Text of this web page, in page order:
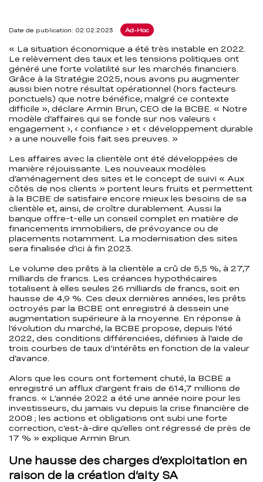
Date de publication: 02.02.2023 Ad-Hoc
« La situation économique a été très instable en 2022.
Le relèvement des taux et les tensions politiques ont
généré une forte volatilité sur les marchés financiers.
Grâce à la Stratégie 2025, nous avons pu augmenter
aussi bien notre résultat opérationnel (hors facteurs
ponctuels) que notre bénéfice, malgré ce contexte
difficile », déclare Armin Brun, CEO de la BCBE. « Notre
modèle d’affaires qui se fonde sur nos valeurs ‹
engagement ›, ‹ confiance › et ‹ développement durable
› a une nouvelle fois fait ses preuves. »
Les affaires avec la clientèle ont été développées de
manière réjouissante. Les nouveaux modèles
d’aménagement des sites et le concept de suivi « Aux
côtés de nos clients » portent leurs fruits et permettent
à la BCBE de satisfaire encore mieux les besoins de sa
clientèle et, ainsi, de croître durablement. Aussi la
banque offre-t-elle un conseil complet en matière de
financements immobiliers, de prévoyance ou de
placements notamment. La modernisation des sites
sera finalisée d’ici à fin 2023.
Le volume des prêts à la clientèle a crû de 5,5 %, à 27,7
milliards de francs. Les créances hypothécaires
totalisent à elles seules 26 milliards de francs, soit en
hausse de 4,9 %. Ces deux dernières années, les prêts
octroyés par la BCBE ont enregistré à dessein une
augmentation supérieure à la moyenne. En réponse à
l’évolution du marché, la BCBE propose, depuis l’été
2022, des conditions différenciées, définies à l’aide de
trois courbes de taux d'intérêts en fonction de la valeur
d’avance.
Alors que les cours ont fortement chuté, la BCBE a
enregistré un afflux d’argent frais de 614,7 millions de
francs. « L’année 2022 a été une année noire pour les
investisseurs, du jamais vu depuis la crise financière de
2008 ; les actions et obligations ont subi une forte
correction, c’est-à-dire qu’elles ont régressé de près de
17 % » explique Armin Brun.
Une hausse des charges d’exploitation en
raison de la création d’aity SA